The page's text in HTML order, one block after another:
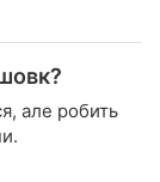
але робить